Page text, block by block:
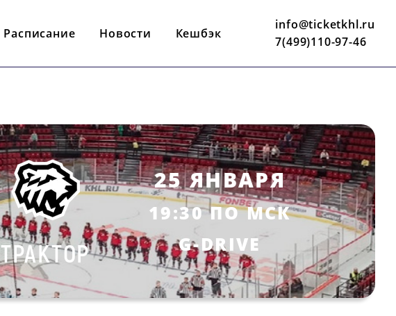
Расписание Новости Кешбэк
info@ticketkhl.ru
7(499)110-97-46
ТРАКТОР
25 ЯНВАРЯ
19:30 ПО МСК
G-DRIVE